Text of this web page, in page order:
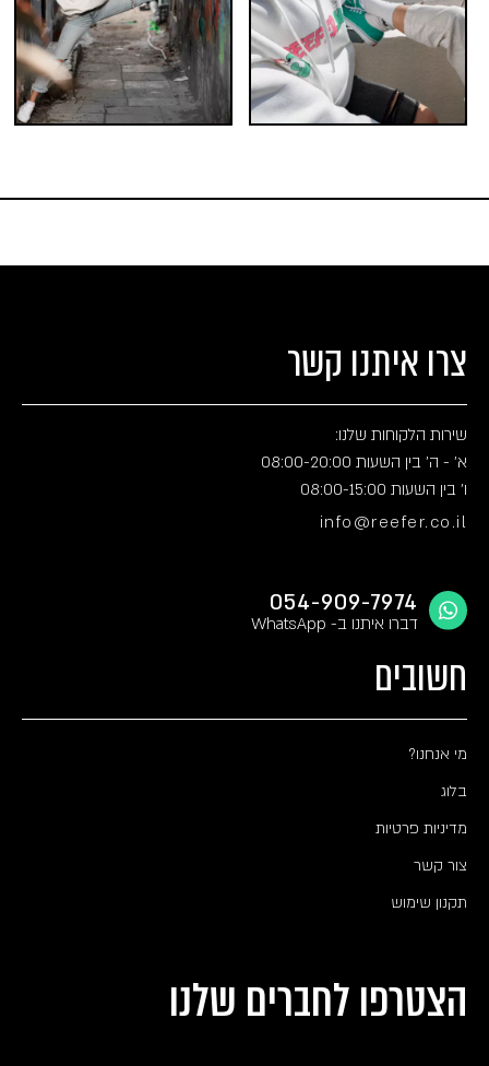
צרו איתנו קשר
שירות הלקוחות שלנו:
א' - ה' בין השעות 08:00-20:00
ו' בין השעות 08:00-15:00
info@reefer.co.il
054-909-7974
דברו איתנו ב- WhatsApp
חשובים
מי אנחנו?
בלוג
מדיניות פרטיות
צור קשר
תקנון שימוש
הצטרפו לחברים שלנו